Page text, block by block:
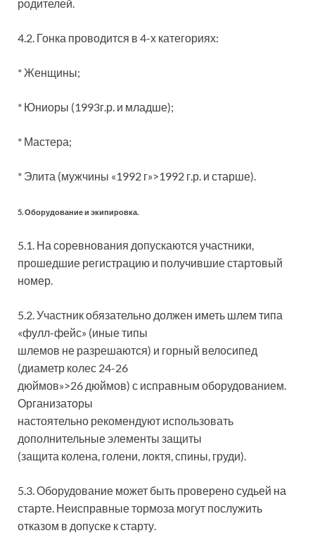
родителей.
4.2. Гонка проводится в 4-х категориях:
* Женщины;
* Юниоры (1993г.р. и младше);
* Мастера;
* Элита (мужчины «1992 г»>1992 г.р. и старше).
5. Оборудование и экипировка.
5.1. На соревнования допускаются участники,
прошедшие регистрацию и получившие стартовый
номер.
5.2. Участник обязательно должен иметь шлем типа
«фулл-фейс» (иные типы
шлемов не разрешаются) и горный велосипед
(диаметр колес 24-26
дюймов»>26 дюймов) с исправным оборудованием.
Организаторы
настоятельно рекомендуют использовать
дополнительные элементы защиты
(защита колена, голени, локтя, спины, груди).
5.3. Оборудование может быть проверено судьей на
старте. Неисправные тормоза могут послужить
отказом в допуске к старту.